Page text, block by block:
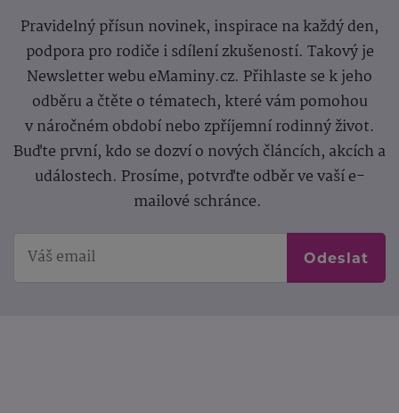
Pravidelný přísun novinek, inspirace na každý den,
podpora pro rodiče i sdílení zkušeností. Takový je
Newsletter webu eMaminy.cz. Přihlaste se k jeho
odběru a čtěte o tématech, které vám pomohou
v náročném období nebo zpříjemní rodinný život.
Buďte první, kdo se dozví o nových článcích, akcích a
událostech. Prosíme, potvrďte odběr ve vaší e-
mailové schránce.
Odeslat